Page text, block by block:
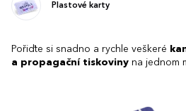
Plastové karty
Pořiďte si snadno a rychle veškeré
a propagační tiskoviny na jednom